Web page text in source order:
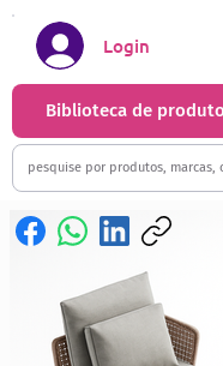
Biblioteca de
Login